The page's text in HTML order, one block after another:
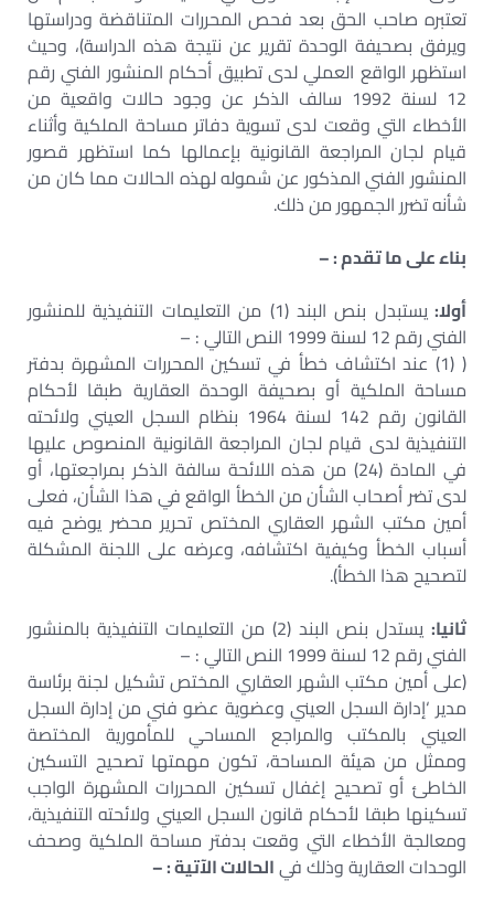
تعتبره صاحب الحق بعد فحص المحررات المتناقضة ودراستها
ويرفق بصحيفة الوحدة تقرير عن نتيجة هذه الدراسة)، وحيث
استظهر الواقع العملي لدى تطبيق أحكام المنشور الفني رقم
12 لسنة 1992 سالف الذكر عن وجود حالات واقعية من
الأخطاء التي وقعت لدى تسوية دفاتر مساحة الملكية وأثناء
قيام لجان المراجعة القانونية بإعمالها كما استظهر قصور
المنشور الفني المذكور عن شموله لهذه الحالات مما كان من
شأنه تضرر الجمهور من ذلك.
بناء على ما تقدم : –
أولا:
يستبدل بنص البند (1) من التعليمات التنفيذية للمنشور
الفني رقم 12 لسنة 1999 النص التالي : –
( (1) عند اكتشاف خطأ في تسكين المحررات المشهرة بدفتر
مساحة الملكية أو بصحيفة الوحدة العقارية طبقا لأحكام
القانون رقم 142 لسنة 1964 بنظام السجل العيني ولائحته
التنفيذية لدى قيام لجان المراجعة القانونية المنصوص عليها
في المادة (24) من هذه اللائحة سالفة الذكر بمراجعتها، أو
لدى تضر أصحاب الشأن من الخطأ الواقع في هذا الشأن، فعلى
أمين مكتب الشهر العقاري المختص تحرير محضر يوضح فيه
أسباب الخطأ وكيفية اكتشافه، وعرضه على اللجنة المشكلة
لتصحيح هذا الخطأ).
ثانيا:
يستدل بنص البند (2) من التعليمات التنفيذية بالمنشور
الفني رقم 12 لسنة 1999 النص التالي : –
(على أمين مكتب الشهر العقاري المختص تشكيل لجنة برئاسة
مدير ‘إدارة السجل العيني وعضوية عضو فني من إدارة السجل
العيني بالمكتب والمراجع المساحي للمأمورية المختصة
وممثل من هيئة المساحة، تكون مهمتها تصحيح التسكين
الخاطئ أو تصحيح إغفال تسكين المحررات المشهرة الواجب
تسكينها طبقا لأحكام قانون السجل العيني ولائحته التنفيذية،
ومعالجة الأخطاء التي وقعت بدفتر مساحة الملكية وصحف
الوحدات العقارية وذلك فيالحالات الآتية : –